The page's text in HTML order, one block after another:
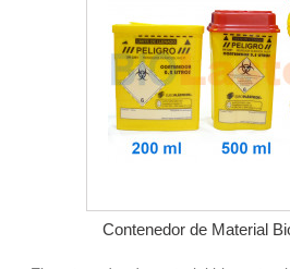
Contenedor de Material